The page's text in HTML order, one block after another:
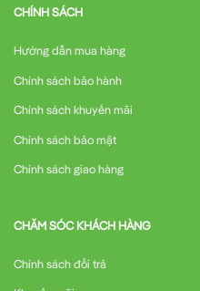
CHÍNH SÁCH
Hướng dẫn mua hàng
Chính sách bảo hành
Chính sách khuyến mãi
Chính sách bảo mật
Chính sách giao hàng
CHĂM SÓC KHÁCH HÀNG
Chính sách đổi trả